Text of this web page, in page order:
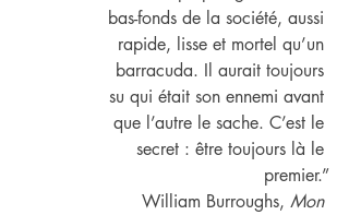
bas-fonds de la société, aussi
rapide, lisse et mortel qu’un
barracuda. Il aurait toujours
su qui était son ennemi avant
que l’autre le sache. C’est le
secret : être toujours là le
premier.”
William Burroughs, Mon